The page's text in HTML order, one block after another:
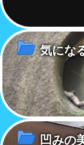
気にな
凹みの